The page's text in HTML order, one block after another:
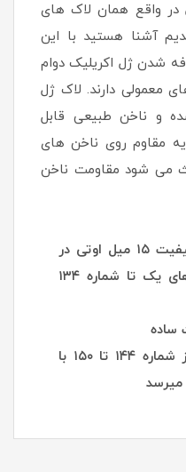
واقع همان لاک های
آشنا هستید با این
شدن ژل اکریلیک دوام
معمولی دارند. لاک ژل
و ناخن طبیعی قابل
مقاوم روی ناخن های
می شود مقاومت ناخن
لاک ژل های جذاب و با کیفیت ۱۵ میل اوتی در
رنگبندی متنوع از شماره های یک تا شماره ۱۳۴
از شماره ۱۳۵ تا ۱۴۳ و از شماره ۱۴۴ تا ۱۵۰ با